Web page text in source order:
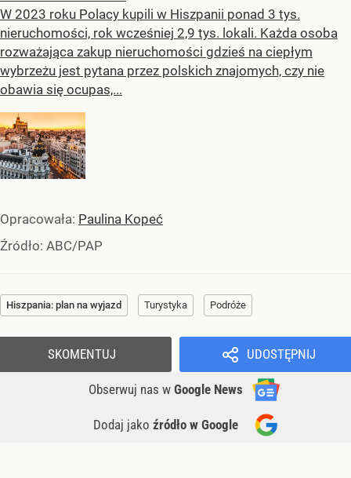
W 2023 roku Polacy kupili w Hiszpanii ponad 3 tys.
nieruchomości, rok wcześniej 2,9 tys. lokali. Każda osoba
rozważająca zakup nieruchomości gdzieś na ciepłym
wybrzeżu jest pytana przez polskich znajomych, czy nie
obawia się ocupas,...
Opracowała: Paulina Kopeć
Źródło: ABC/PAP
Hiszpania: plan na wyjazd Turystyka Podróże
UDOSTĘPNIJ
Obserwuj nas w Google News
Dodaj jako źródło w Google
SKOMENTUJ